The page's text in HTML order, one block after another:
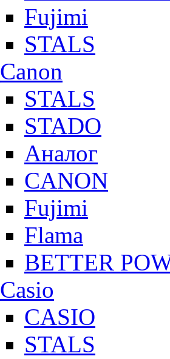
Fujimi
STALS
Canon
STALS
STADO
Аналог
CANON
Fujimi
Flama
BETTER
Casio
CASIO
STALS